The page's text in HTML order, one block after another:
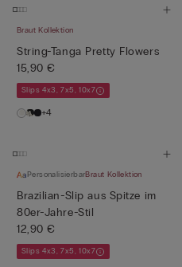
Braut Kollektion
String-Tanga Pretty Flowers
15,90 €
Slips 4x3, 7x5, 10x7
+4
PersonalisierbarBraut Kollektion
Brazilian-Slip aus Spitze im
80er-Jahre-Stil
12,90 €
Slips 4x3, 7x5, 10x7